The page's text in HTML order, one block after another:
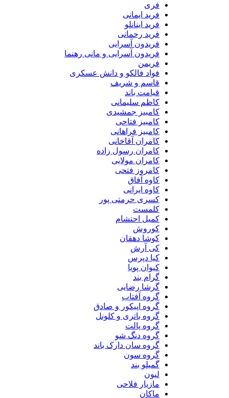
فرید ایمانی
فرید اینانلو
فرید رحمانی
فریدون آسرایی
فریدون آسرایی و مانی رهنما
فواد فالکو و دانش عسکری
قاسم و شریف
قیامت باند
کاظم سلیمانی
کامبیز جمشیدی
کامبیز فتاحی
کامبیز فراهانی
کامران آقاخانی
کامران رسول زاده
کامران مولایی
کامروز فتحی
کاوه آفاق
کاوه ایرانی
کسری حرمتی پور
کلمست
کمیل احتشام
کوروش
کوشا دهقان
کی آرش
کیا دپرس
کیوان پویا
گرام بند
گرشا رضایی
گروه آفتاب
گروه اپیکور و صادق
گروه باتری و کلونل
گروه پالت
گروه دنگ شو
گروه سان دارک باند
گروه سون
گمیلو بند
مازیار فلاحی